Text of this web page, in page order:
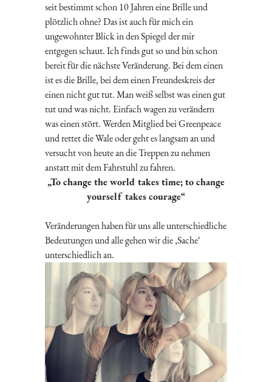
seit bestimmt schon 10 Jahren eine Brille und
plötzlich ohne? Das ist auch für mich ein
ungewohnter Blick in den Spiegel der mir
entgegen schaut. Ich finds gut so und bin schon
bereit für die nächste Veränderung. Bei dem einen
ist es die Brille, bei dem einen Freundeskreis der
einen nicht gut tut. Man weiß selbst was einen gut
tut und was nicht. Einfach wagen zu verändern
was einen stört. Werden Mitglied bei Greenpeace
und rettet die Wale oder geht es langsam an und
versucht von heute an die Treppen zu nehmen
anstatt mit dem Fahrstuhl zu fahren.
„To change the world takes time; to change
yourself takes courage“
Veränderungen haben für uns alle unterschiedliche
Bedeutungen und alle gehen wir die ‚Sache‘
unterschiedlich an.